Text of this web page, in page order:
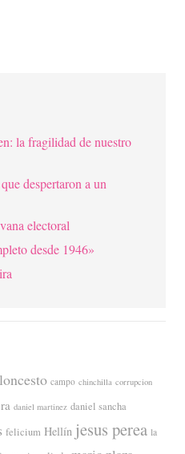
la fragilidad de nuestro
despertaron a un
electoral
desde 1946»
campo chinchilla corrupcion
daniel martinez daniel sancha
felicium Hellín jesus perea la